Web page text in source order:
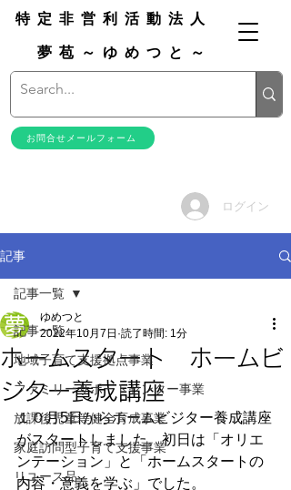
特定非営利活動法人
お問合せメールフォーム
夢苞～ゆめつと～
ログイン
記事
記事一覧
地域子育て支援拠点事業
ファミリーサポートセンター事業
放課後児童等健全育成事業
家庭訪問型子育て支援事業
リユース品
記事一覧
ホームスタート ホームビ
ジター養成講座
ゆめつと
2022年10月7日 読了時間: 1分
１０月5日からホームビジター養成講座
がスタートしました。初日は「オリエ
ンテーション」と「ホームスタートの
内容・意義を学ぶ」でした。